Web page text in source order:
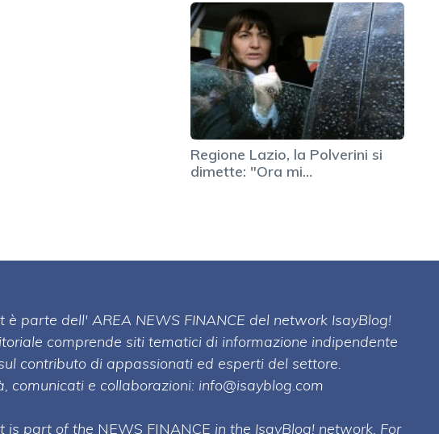
Regione Lazio, la Polverini si
dimette: "Ora mi…
è parte dell' AREA NEWS FINANCE del network IsayBlog!
comprende siti tematici di informazione indipendente
contributo di appassionati ed esperti del settore.
comunicati e collaborazioni: info@isayblog.com
is part of the NEWS FINANCE in the IsayBlog! network. For